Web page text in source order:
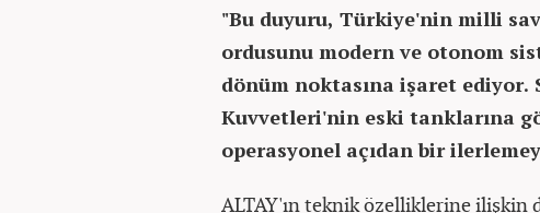
"Bu duyuru, Türkiye'nin milli
ordusunu modern ve otonom
dönüm noktasına işaret
Kuvvetleri'nin eski tanklarına
operasyonel açıdan bir
ALTAY'ın teknik özelliklerine ilişkin